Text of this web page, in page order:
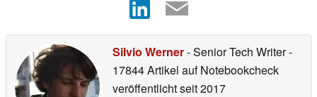
Silvio Werner- Senior Tech Writer-
17844 Artikel auf Notebookcheck
veröffentlichtseit 2017